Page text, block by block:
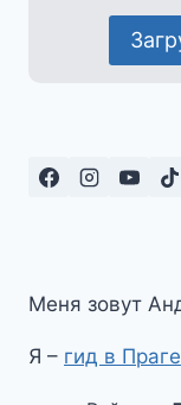
Меня зовут
Я – гид в Праге